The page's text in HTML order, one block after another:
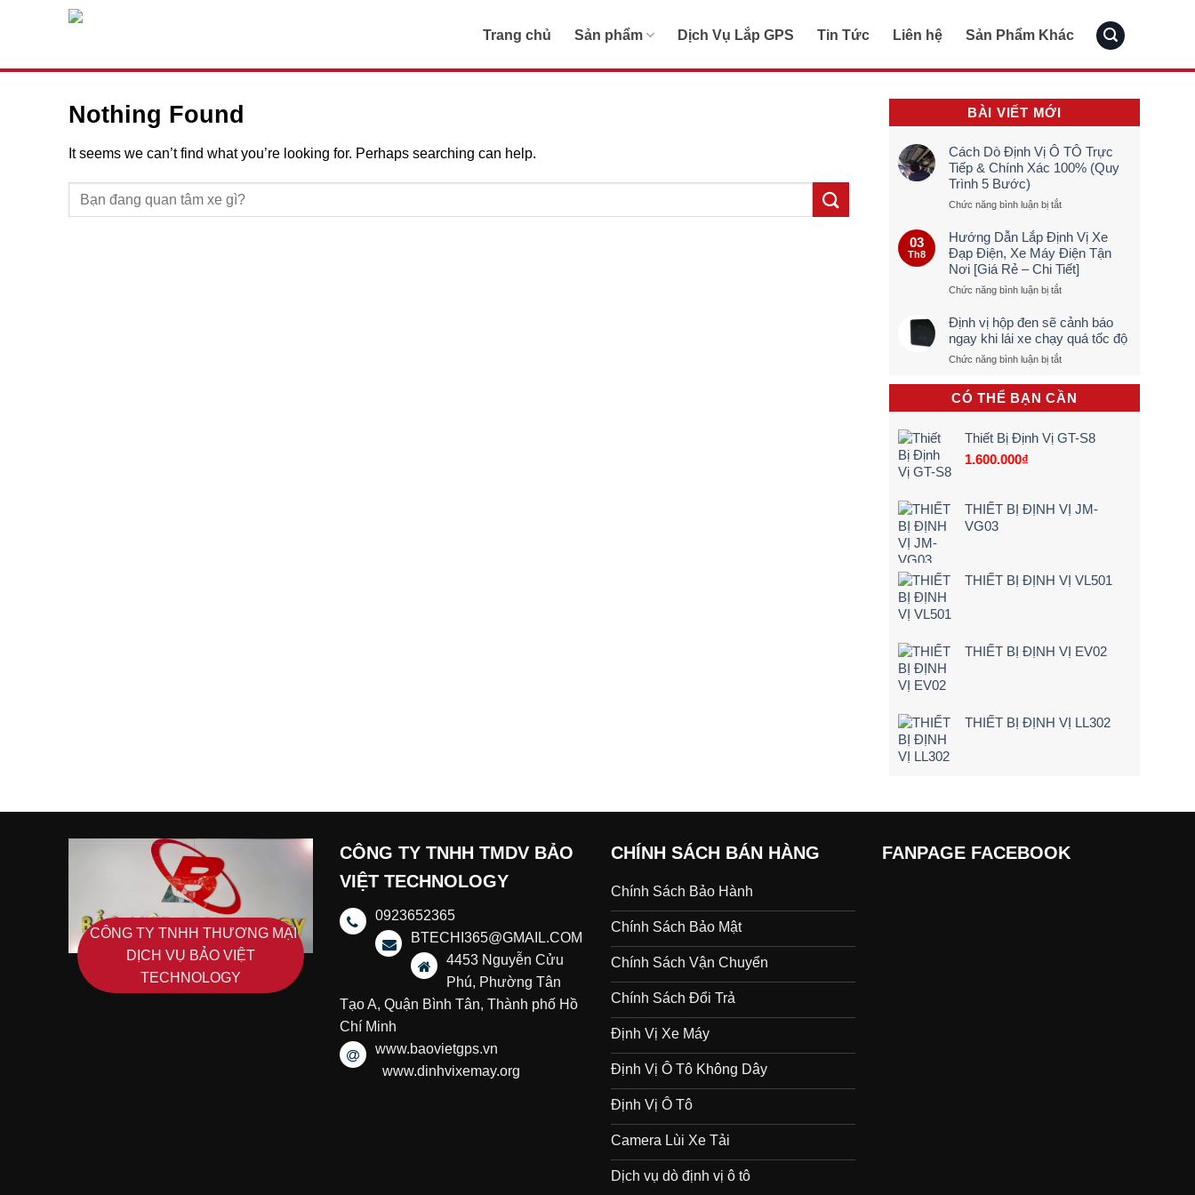
Trang chủ Sản phẩm Dịch Vụ Lắp GPS Tin Tức Liên hệ Sản Phẩm Khác
Nothing Found
It seems we can’t find what you’re looking for. Perhaps searching can help.
BÀI VIẾT MỚI
Cách Dò Định Vị Ô TÔ Trực
Tiếp & Chính Xác 100% (Quy
Trình 5 Bước)
Chức năng bình luận bị tắtở
Dò
Định
Vị
Ô
TÔ
Tiếp
Chính
Xác
(Quy
Trình
Bước)
03
Th8
Hướng Dẫn Lắp Định Vị Xe
Đạp Điện, Xe Máy Điện Tận
Nơi [Giá Rẻ – Chi Tiết]
Chức năng bình luận bị tắtở
Dẫn
Định
Vị
Đạp
Điện,
Máy
Điện
Rẻ
–
Định vị hộp đen sẽ cảnh báo
ngay khi lái xe chạy quá tốc độ
Chức năng bình luận bị tắtở
vị
hộp
đen
cảnh
xe
CÓ THỂ BẠN CẦN
Thiết Bị Định Vị GT-S8
1.600.000₫
THIẾT BỊ ĐỊNH VỊ JM-
VG03
THIẾT BỊ ĐỊNH VỊ VL501
THIẾT BỊ ĐỊNH VỊ EV02
THIẾT BỊ ĐỊNH VỊ LL302
CÔNG TY TNHH THƯƠNG MẠI
DỊCH VỤ BẢO VIỆT
TECHNOLOGY
CÔNG TY TNHH TMDV BẢO
VIỆT TECHNOLOGY
0923652365
BTECHI365@GMAIL.COM
4453 Nguyễn Cửu
Phú, Phường Tân
Tạo A, Quận Bình Tân, Thành phố Hồ
Chí Minh
www.baovietgps.vn
www.dinhvixemay.org
CHÍNH SÁCH BÁN HÀNG
Chính Sách Bảo Hành
Chính Sách Bảo Mật
Chính Sách Vận Chuyển
Chính Sách Đổi Trả
Định Vị Xe Máy
Định Vị Ô Tô Không Dây
Định Vị Ô Tô
Camera Lùi Xe Tải
Dịch vụ dò định vị ô tô
FANPAGE FACEBOOK